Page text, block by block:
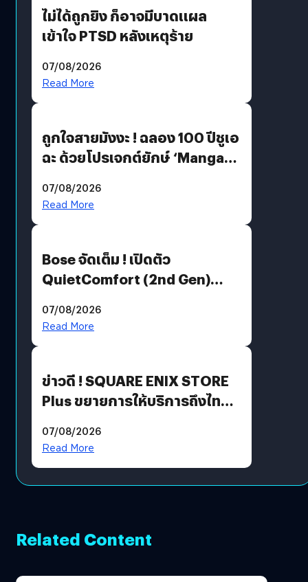
ไม่ได้ถูกยิง ก็อาจมีบาดแผล
เข้าใจ PTSD หลังเหตุร้าย
07/08/2026
Read More
ถูกใจสายมังงะ ! ฉลอง 100 ปีชูเอ
ฉะ ด้วยโปรเจกต์ยักษ์ ‘Manga
มีภาษาไทยด้วย
07/08/2026
Read More
Bose จัดเต็ม ! เปิดตัว
QuietComfort (2nd Gen)
07/08/2026
Read More
ข่าวดี ! SQUARE ENIX STORE
Plus ขยายการให้บริการถึงไทย
โดยตรง
07/08/2026
Read More
Related Content